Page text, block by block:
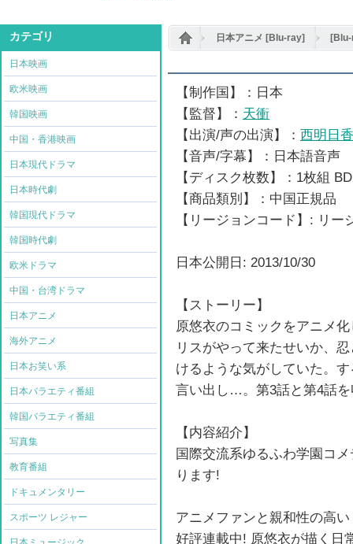
カテゴリ
日本映画
欧米映画
韓国映画
中国・香港映画
日本現代ドラマ
日本時代劇
韓国現代ドラマ
韓国時代劇
欧米ドラマ
中国・台湾ドラマ
日本アニメ
海外アニメ
日本お笑い系
日本バラエティ番組
韓国バラエティ番組
写真集
教育番組
ドキュメンタリー
スポーツ レジャー
日本アニメ [Blu-ray]
【制作国】：日本
【監督】： 天衝
【出演/声の出演】： 西明日香
【音声/字幕】：日本語音声
【ディスク枚数】：1枚組
【商品類別】：中国正規品
【リージョンコード】: リ
日本公開日: 2013/10/30
【ストーリー】
原悠衣のコミックをアニメ
リスがやって来たせいか、
けるような気がしていた。
言い出し…。第3話と第4話
【内容紹介】
国際交流系ゆるふわ学園コ
ります!
アニメファンと親和性の高
好評連載中! 原悠衣が描く日